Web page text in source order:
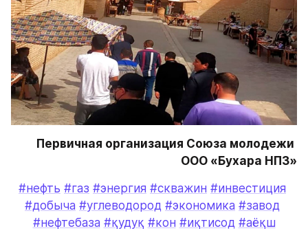
Первичная организация Союза молодежи
ООО «Бухара НПЗ»
#нефть #газ #энергия #скважин #инвестиция
#добыча #углеводород #экономика #завод
#нефтебаза #қудуқ #кон #иқтисод #аёқш